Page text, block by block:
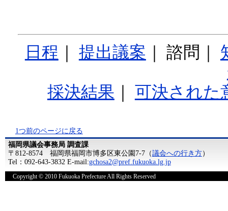
日程 ｜ 提出議案 ｜ 諮問｜
採決結果 ｜ 可決された
1つ前のページに戻る
福岡県議会事務局 調査課
〒812-8574 福岡県福岡市博多区東公園7-7（議会への行き方）
Tel：092-643-3832 E-mail:gchosa2@pref.fukuoka.lg.jp
Copyright © 2010 Fukuoka Prefecture All Rights Reserved